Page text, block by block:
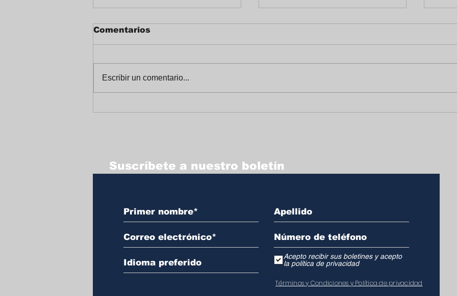
Comentarios
Escribir un comentario...
Suscríbete a nuestro boletín
Acepto recibir sus boletines y acepto
la política de privacidad
Términos y Condiciones y Política de privacidad